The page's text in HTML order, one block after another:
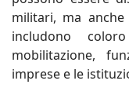
militari, ma anche
includono
mobilitazione,
imprese e le